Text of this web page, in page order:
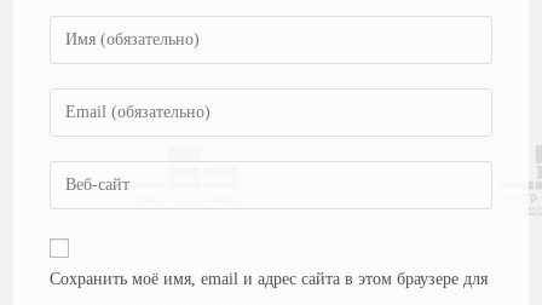
Сохранить моё имя, email и адрес сайта в этом браузере для